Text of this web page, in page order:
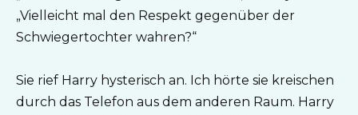
„Vielleicht mal den Respekt gegenüber der
Schwiegertochter wahren?“
Sie rief Harry hysterisch an. Ich hörte sie kreischen
durch das Telefon aus dem anderen Raum. Harry